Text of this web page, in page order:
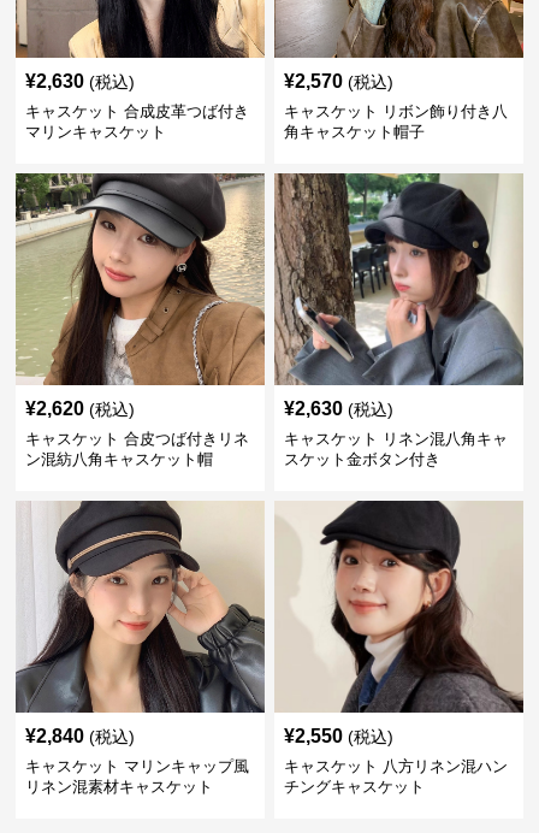
¥2,630 (税込)
キャスケット 合成皮革つば付き
マリンキャスケット
¥2,570 (税込)
キャスケット リボン飾り付き八
角キャスケット帽子
¥2,620 (税込)
キャスケット 合皮つば付きリネ
ン混紡八角キャスケット帽
¥2,630 (税込)
キャスケット リネン混八角キャ
スケット金ボタン付き
¥2,840 (税込)
キャスケット マリンキャップ風
リネン混素材キャスケット
¥2,550 (税込)
キャスケット 八方リネン混ハン
チングキャスケット